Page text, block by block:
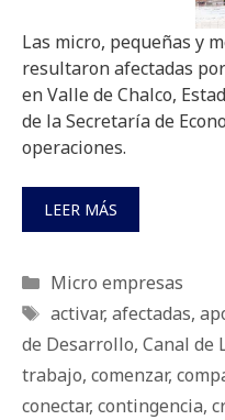
Las micro, pequeñas y
resultaron afectadas
en Valle de Chalco,
de la Secretaría de
operaciones.
LEER MÁS
Categorías
Micro empresas
Etiquetas
activar, afectadas,
de Desarrollo, Canal de
trabajo, comenzar,
conectar, contingencia,